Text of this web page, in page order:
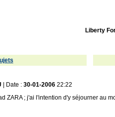
Liberty
| Date : 30-01-2006 22:22
ZARA ; j'ai l'intention d'y séjourner au